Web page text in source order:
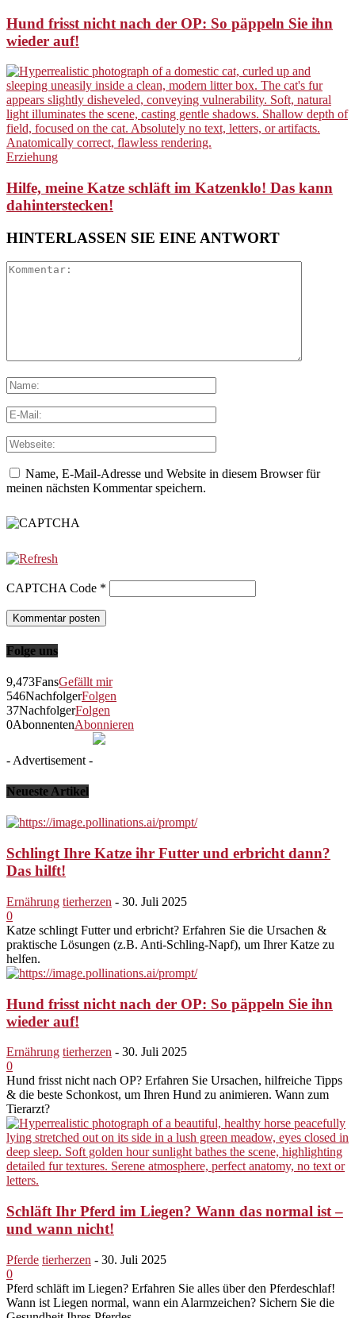
Hund frisst nicht nach der OP: So päppeln Sie ihn
wieder auf!
Erziehung
Hilfe, meine Katze schläft im Katzenklo! Das kann
dahinterstecken!
HINTERLASSEN SIE EINE ANTWORT
Name, E-Mail-Adresse und Website in diesem Browser für
meinen nächsten Kommentar speichern.
CAPTCHA Code *
Folge uns
9,473FansGefällt mir
546NachfolgerFolgen
37NachfolgerFolgen
0AbonnentenAbonnieren
- Advertisement -
Neueste Artikel
Schlingt Ihre Katze ihr Futter und erbricht dann?
Das hilft!
Ernährung tierherzen - 30. Juli 2025
0
Katze schlingt Futter und erbricht? Erfahren Sie die Ursachen &
praktische Lösungen (z.B. Anti-Schling-Napf), um Ihrer Katze zu
helfen.
Hund frisst nicht nach der OP: So päppeln Sie ihn
wieder auf!
Ernährung tierherzen - 30. Juli 2025
0
Hund frisst nicht nach OP? Erfahren Sie Ursachen, hilfreiche Tipps
& die beste Schonkost, um Ihren Hund zu animieren. Wann zum
Tierarzt?
Schläft Ihr Pferd im Liegen? Wann das normal ist –
und wann nicht!
Pferde tierherzen - 30. Juli 2025
0
Pferd schläft im Liegen? Erfahren Sie alles über den Pferdeschlaf!
Wann ist Liegen normal, wann ein Alarmzeichen? Sichern Sie die